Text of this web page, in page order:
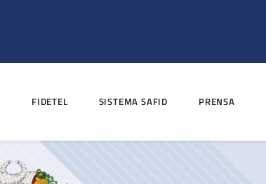
FIDETEL SISTEMA SAFID PRENSA